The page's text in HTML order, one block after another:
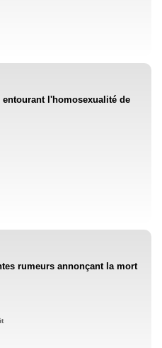
l'homosexualité de
rumeurs annonçant la mort